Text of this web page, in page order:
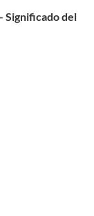
Significado del